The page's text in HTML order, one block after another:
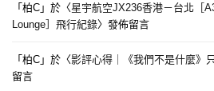
「柏C 」於〈星宇航空JX236香港－台北［
Lounge］飛行紀錄〉發佈留言
「柏C 」於〈影評心得｜《我們不是什麼》
留言